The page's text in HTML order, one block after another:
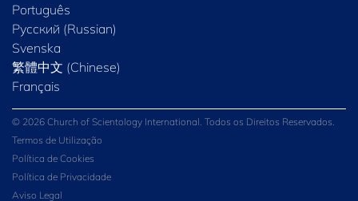
Português
Русский (Russian)
Svenska
繁體中文 (Chinese)
Français
© 2026 Church of Scientology International. Todos os Direitos Reservados.
Termos de Utilização
Política de Cookies
Política de Privacidade
Aviso Legal